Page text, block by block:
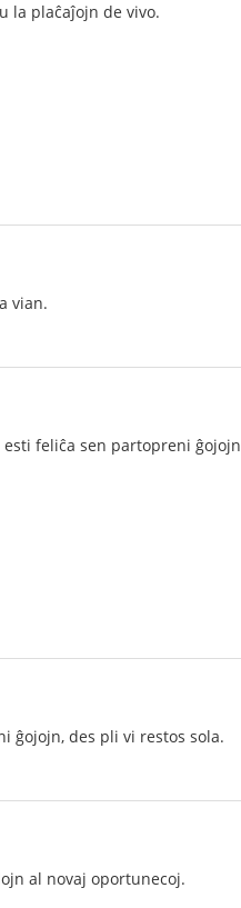
la plaĉaĵojn de vivo.
vian.
esti feliĉa sen partopreni ĝojojn
ĝojojn, des pli vi restos sola.
al novaj oportunecoj.